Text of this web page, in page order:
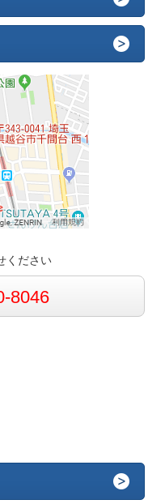
ください
8046